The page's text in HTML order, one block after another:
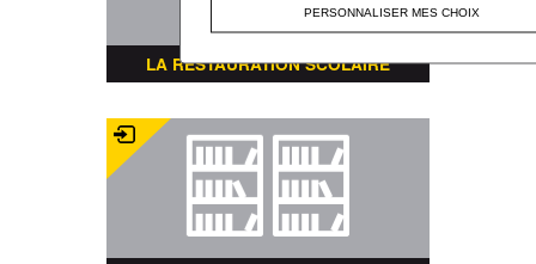
LA RESTAURATION SCOLAIRE
PERSONNALISER MES CHOIX